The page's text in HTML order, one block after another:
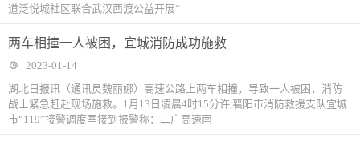
道泛悦城社区联合武汉西渡公益开展“
两车相撞一人被困，宜城消防成功施救
2023-01-14
湖北日报讯（通讯员魏丽娜）高速公路上两车相撞，导致一人被困，消防
战士紧急赶赴现场施救。1月13日凌晨4时15分许,襄阳市消防救援支队宜城
市“119”接警调度室接到报警称：二广高速南